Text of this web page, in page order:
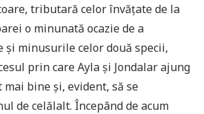
tributară celor învățate de la
o minunată ocazie de a
și minusurile celor două specii,
prin care Ayla și Jondalar ajung
mai bine și, evident, să se
de celălalt. Începând de acum